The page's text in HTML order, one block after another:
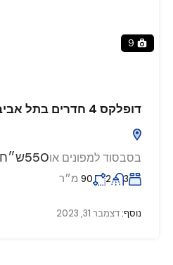
9
דופלקס 4 חדרים בתל אביב
בסבסוד למפונים או550ש״ח
3
2
90 מ״ר
נוסף:דצמבר 31, 2023